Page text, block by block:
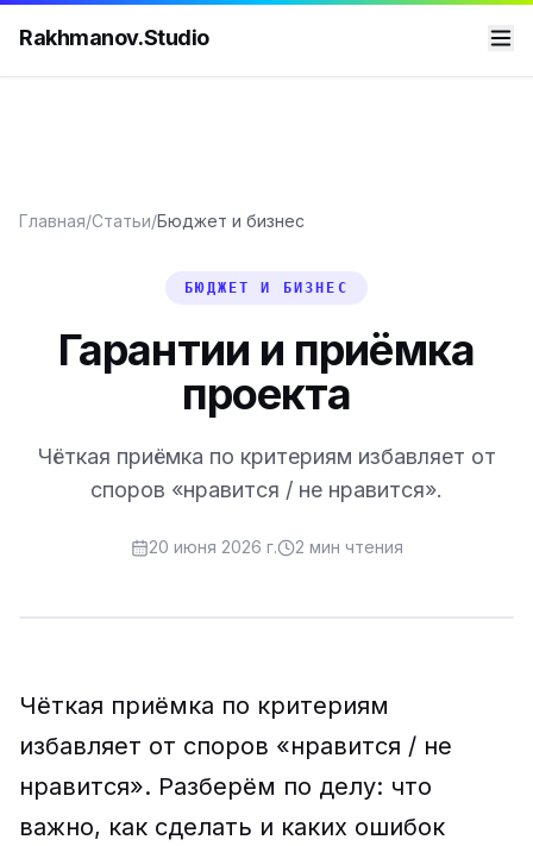
Rakhmanov.Studio
Главная/Статьи/Бюджет и бизнес
БЮДЖЕТ И БИЗНЕС
Гарантии и приёмка
проекта
Чёткая приёмка по критериям избавляет от
споров «нравится / не нравится».
20 июня 2026 г. 2 мин чтения
Чёткая приёмка по критериям
избавляет от споров «нравится / не
нравится». Разберём по делу: что
важно, как сделать и каких ошибок